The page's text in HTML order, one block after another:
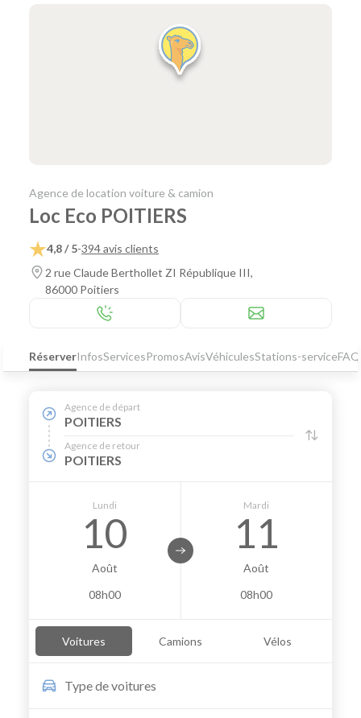
Agence de location voiture & camion
Loc Eco POITIERS
4,8 / 5-394 avis clients
2 rue Claude Berthollet ZI République III,
86000 Poitiers
RéserverInfosServicesPromosAvisVéhiculesStations-serviceFAQ
Agence de départ
POITIERS
Agence de retour
POITIERS
Lundi
10
Août
08h00
Mardi
11
Août
08h00
Voitures Camions Vélos
Type devoitures